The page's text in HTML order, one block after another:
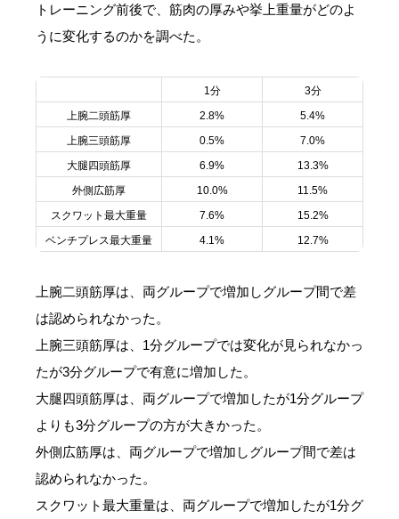
トレーニング前後で、筋肉の厚みや挙上重量がどのよ
うに変化するのかを調べた。
1分
3分
上腕二頭筋厚
2.8%
5.4%
上腕三頭筋厚
0.5%
7.0%
大腿四頭筋厚
6.9%
13.3%
外側広筋厚
10.0%
11.5%
スクワット最大重量
7.6%
15.2%
ベンチプレス最大重量
4.1% 12.7%
上腕二頭筋厚は、両グループで増加しグループ間で差
は認められなかった。
上腕三頭筋厚は、1分グループでは変化が見られなかっ
たが3分グループで有意に増加した。
大腿四頭筋厚は、両グループで増加したが1分グループ
よりも3分グループの方が大きかった。
外側広筋厚は、両グループで増加しグループ間で差は
認められなかった。
スクワット最大重量は、両グループで増加したが1分グ